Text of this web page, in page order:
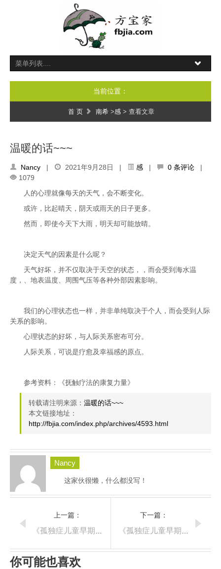
当前位置：
首 页 南希 >感 > 查看文章
温暖的话~~~
Nancy | 2021年9月28日 | 感 | 0 条评论 |
1079
人的心理就像每天的天气，会不断变化。
或许，比起晴天，阴天或雨天的日子更多。
然而，即使今天下大雨，明天却可能放晴。
决定天气的因素是什么呢？
天气好坏，并不仅取决于天空的状态，，而会受到海水温
度，、地表温度、周围气压等各种外部因素影响。
我们的心理状态也一样，并非单纯取决于个人，而会受到人际
关系的影响。
心理状态的好坏，与人际关系密布可分。
人际关系，可说是疗愈及幸福感的原点。
参考资料：《抚触疗法的康复力量》
转载请注明来源： 温暖的话~~~
本文链接地址：
http://fbjia.com/index.php/archives/4593.html
Nancy
这家伙很懒，什么都没写！
上一篇：
下一篇：
你可能也喜欢